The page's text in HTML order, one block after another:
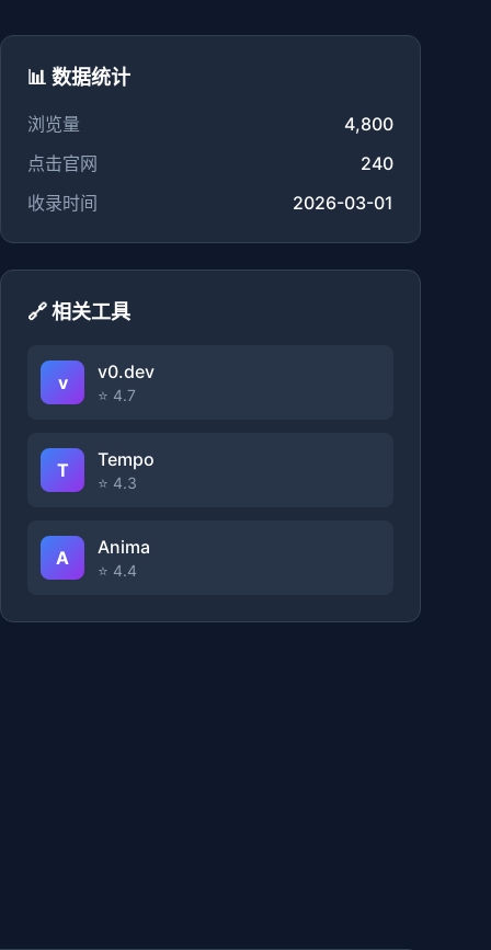
📊 数据统计
浏览量
4,800
点击官网
240
收录时间
2026-03-01
🔗 相关工具
v v0.dev
⭐ 4.7
T Tempo
⭐ 4.3
A Anima
⭐ 4.4